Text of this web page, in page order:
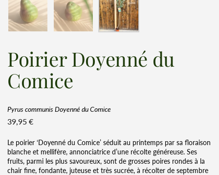
Poirier Doyenné du
Comice
Pyrus communis Doyenné du Comice
Prix régulier
39,95 €
Le poirier ‘Doyenné du Comice’ séduit au printemps par sa floraison
blanche et mellifère, annonciatrice d’une récolte généreuse. Ses
fruits, parmi les plus savoureux, sont de grosses poires rondes à la
chair fine, fondante, juteuse et très sucrée, à récolter de septembre